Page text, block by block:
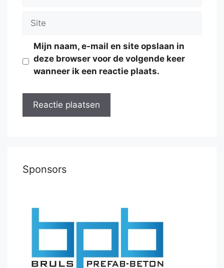
Site
Mijn naam, e-mail en site opslaan in
deze browser voor de volgende keer
wanneer ik een reactie plaats.
Sponsors